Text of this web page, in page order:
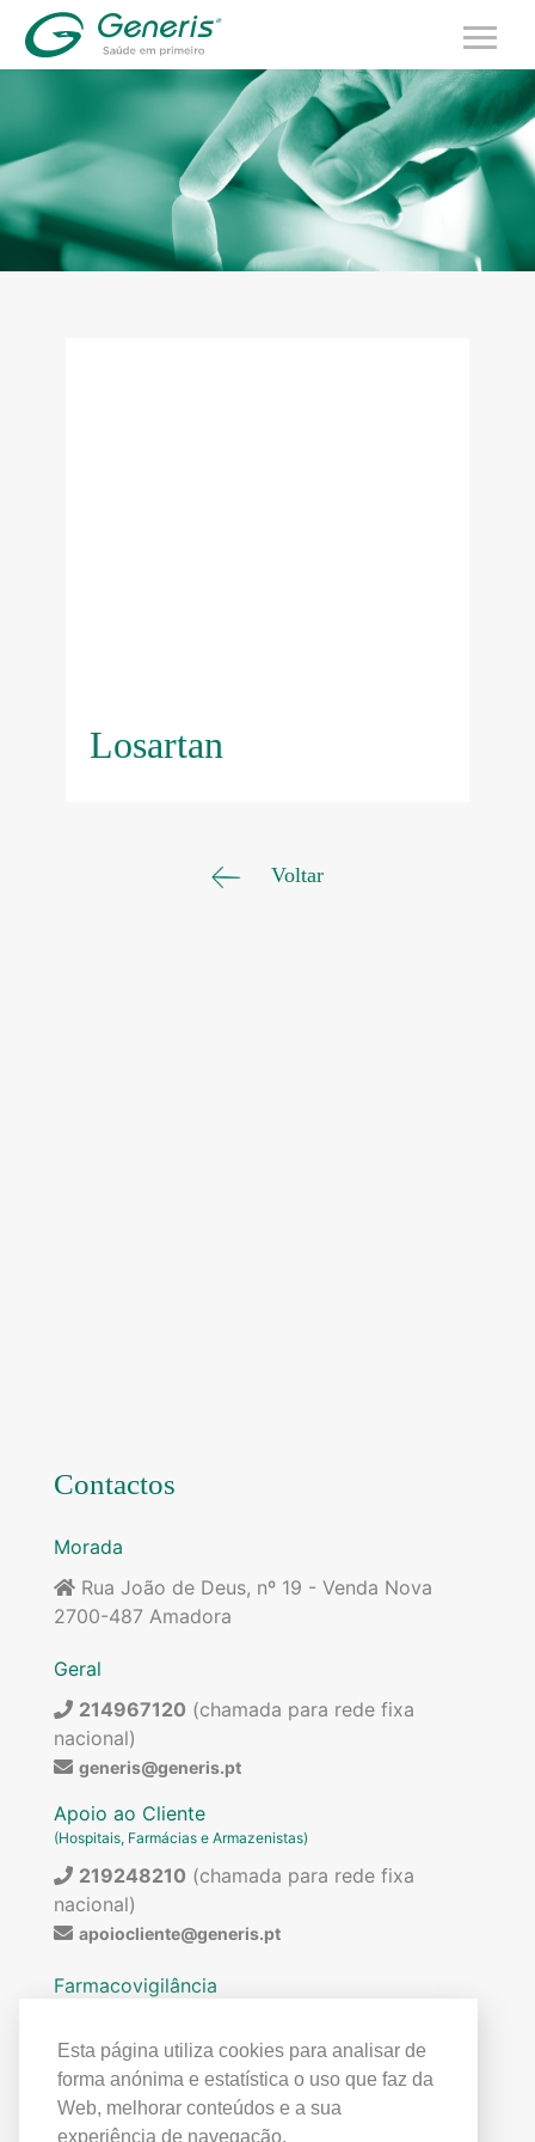
Esta página utiliza cookies para analisar de
forma anónima e estatística o uso que faz da
Web, melhorar conteúdos e a sua
experiência de navegação.
Losartan
Voltar
Contactos
Morada
Rua João de Deus, nº 19 - Venda Nova
2700-487 Amadora
Geral
214967120 (chamada para rede fixa
nacional)
generis@generis.pt
Apoio ao Cliente
(Hospitais, Farmácias e Armazenistas)
219248210 (chamada para rede fixa
nacional)
apoiocliente@generis.pt
Farmacovigilância
medicamentos ou para qualquer assunto relacionado
com farmacovigilância (ex: reações adversas)
contactar:
219849300(chamada para rede fixa